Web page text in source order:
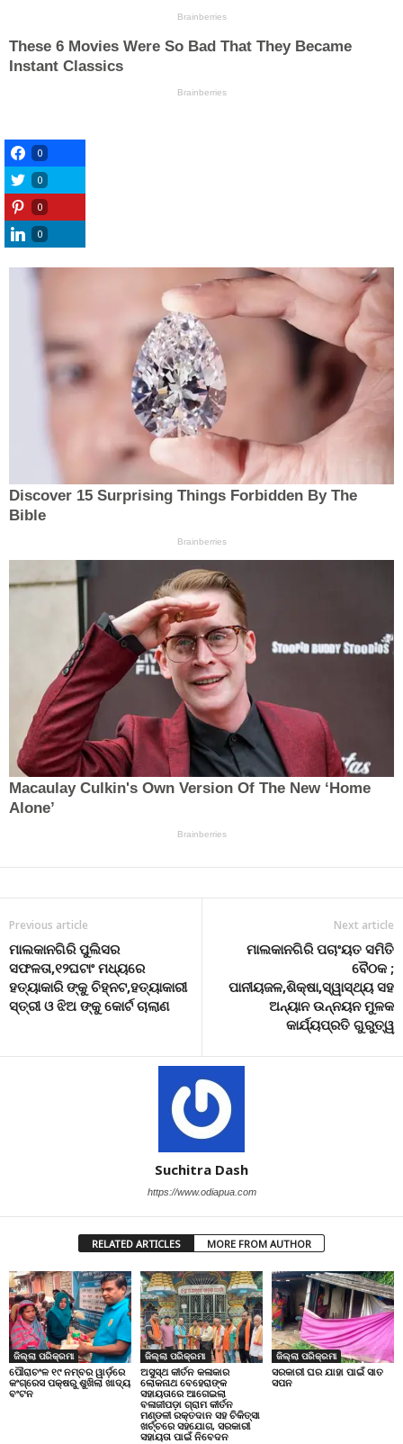
Previous article
ମାଲକାନଗିରି ପୁଲିସର
ସଫଳତା,୧୨ଘଟାଂ ମଧ୍ୟରେ
ହତ୍ୟାକାରି ଙ୍କୁ ଚିହ୍ନଟ,ହତ୍ୟାକାରୀ
ସ୍ତ୍ରୀ ଓ ଝିଅ ଙ୍କୁ କୋର୍ଟ ଚାଲାଣ
Next article
ମାଲକାନଗିରି ପଚାଂୟତ ସମିତି
ବୈଠକ ;
ପାନୀୟଜଳ,ଶିକ୍ଷା,ସ୍ୱାସ୍ଥ୍ୟ ସହ
ଅନ୍ୟାନ ଉନ୍ନୟନ ମୁଳକ
କାର୍ଯ୍ୟପ୍ରତି ଗୁରୁତ୍ୱ
Suchitra Dash
https://www.odiapua.com
RELATED ARTICLES MORE FROM AUTHOR
ଜିଲ୍ଲା ପରିକ୍ରମା
ପୌରାଚଂଳ ୧୯ ନମ୍ବର ୱାର୍ଡ଼ରେ
କଂଗ୍ରେସ ପକ୍ଷରୁ ଶୁଖିଲା ଖାଦ୍ୟ
ବଂଟନ
ଜିଲ୍ଲା ପରିକ୍ରମା
ଅସୁସ୍ଥ କୀର୍ତନ କଳାକାର
ଲୋକନାଥ ବେହେରାଙ୍କ
ସହାୟତାରେ ଆଗେଇଲା
ବଳାଜୀପଡ଼ା ଗ୍ରାମ କୀର୍ତନ
ମଣ୍ଡଳୀ ରକ୍ତଦାନ ସହ ଚିକିତ୍ସା
ଖର୍ଚ୍ଚରେ ସହଯୋଗ, ସରକାରୀ
ସହାୟତା ପାଇଁ ନିବେଦନ
ଜିଲ୍ଲା ପରିକ୍ରମା
ସରକାରୀ ଘର ଯାହା ପାଇଁ ସାତ
ସପନ
0
0
0
0